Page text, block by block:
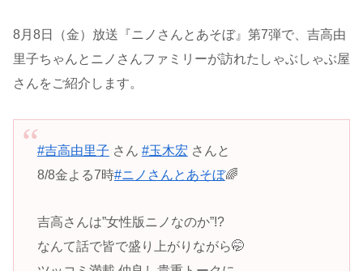
8月8日（金）放送『ニノさんとあそぼ』第7弾で、吉高由
里子ちゃんとニノさんファミリーが訪れたしゃぶしゃぶ屋
さんをご紹介します。
#吉高由里子 さん #玉木宏 さんと
8/8金よる7時#ニノさんとあそぼ🌈
吉高さんは”女性版ニノなのか”!?
なんて話で皆で盛り上がりながら🤭